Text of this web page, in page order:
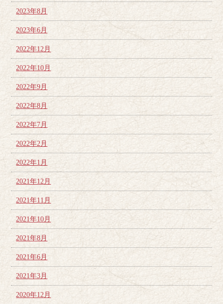
2023年8月
2023年6月
2022年12月
2022年10月
2022年9月
2022年8月
2022年7月
2022年2月
2022年1月
2021年12月
2021年11月
2021年10月
2021年8月
2021年6月
2021年3月
2020年12月